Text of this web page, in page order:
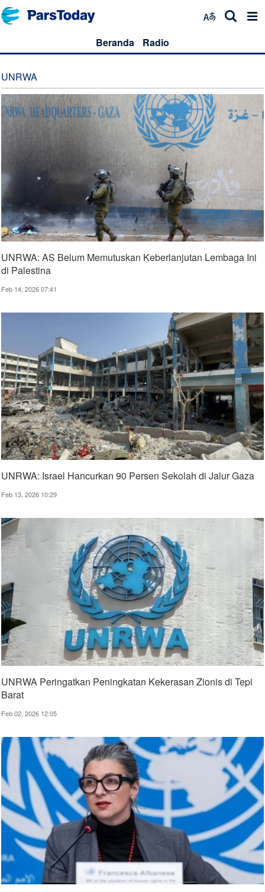
Beranda Radio
UNRWA
UNRWA: AS Belum Memutuskan Keberlanjutan Lembaga Ini
di Palestina
Feb 14, 2026 07:41
UNRWA: Israel Hancurkan 90 Persen Sekolah di Jalur Gaza
Feb 13, 2026 10:29
UNRWA Peringatkan Peningkatan Kekerasan Zionis di Tepi
Barat
Feb 02, 2026 12:05